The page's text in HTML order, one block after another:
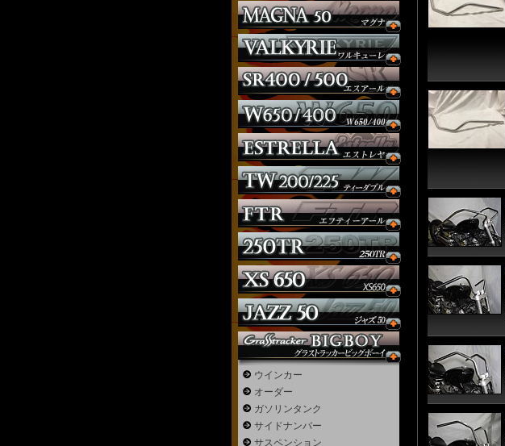
ウインカー
オーダー
ガソリンタンク
サイドナンバー
サスペンション
シート
ジョッキーシフト
ウインカー
オーダー
ガソリンタンク
サイドナンバー
サスペンション